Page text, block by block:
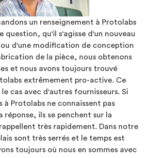
un renseignement à Protolabs
question, qu'il s'agisse d'un nouveau
d'une modification de conception
de la pièce, nous obtenons
et nous avons toujours trouvé
extrêmement pro-active. Ce
cas avec d'autres fournisseurs. Si
à Protolabs ne connaissent pas
réponse, ils se penchent sur la
très rapidement. Dans notre
sont très serrés et le temps est
toujours où nous en sommes avec